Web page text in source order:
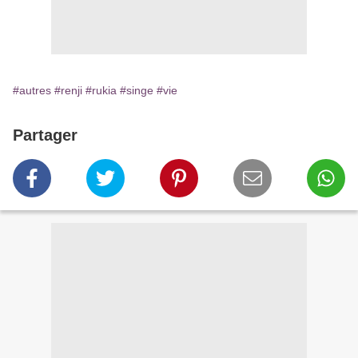
#autres #renji #rukia #singe #vie
Partager